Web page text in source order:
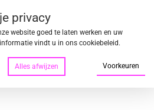
privacy
website goed te laten werken en uw
vindt u in ons cookiebeleid.
Alles afwijzen Voorkeuren